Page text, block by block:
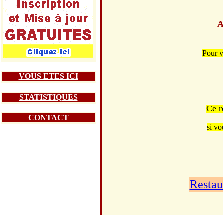
VOUS ETES ICI
STATISTIQUES
CONTACT
Pour
Ce
si